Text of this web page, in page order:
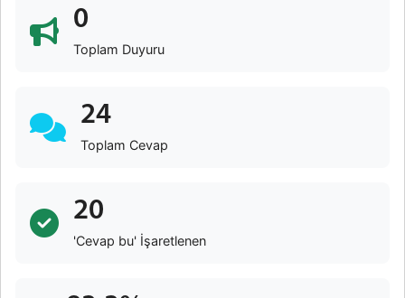
0
Toplam Duyuru
24
Toplam Cevap
20
'Cevap bu' İşaretlenen